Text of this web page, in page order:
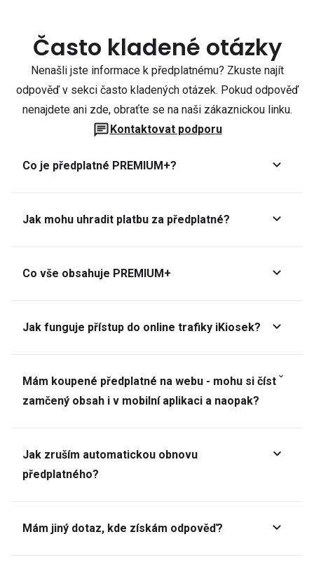
Často kladené otázky
Nenašli jste informace k předplatnému? Zkuste najít
odpověď v sekci často kladených otázek. Pokud odpověď
nenajdete ani zde, obraťte se na naši zákaznickou linku.
Kontaktovat podporu
Co je předplatné PREMIUM+?
Jak mohu uhradit platbu za předplatné?
Co vše obsahuje PREMIUM+
Jak funguje přístup do online trafiky iKiosek?
Mám koupené předplatné na webu - mohu si číst
zamčený obsah i v mobilní aplikaci a naopak?
Jak zruším automatickou obnovu
předplatného?
Mám jiný dotaz, kde získám odpověď?